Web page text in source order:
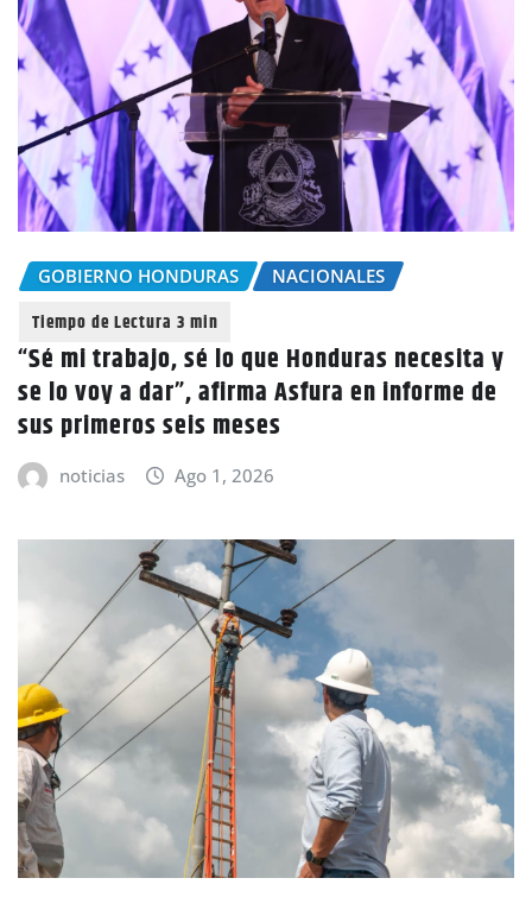
GOBIERNO HONDURAS NACIONALES
“Sé mi trabajo, sé lo que Honduras necesita y
se lo voy a dar”, afirma Asfura en informe de
sus primeros seis meses
noticias Ago 1, 2026